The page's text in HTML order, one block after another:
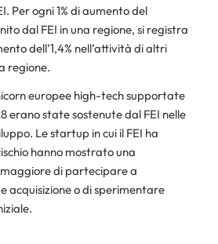
Per ogni 1% di aumento del
dal FEI in una regione, si registra
dell’1,4% nell’attività di altri
regione.
europee high-tech supportate
erano state sostenute dal FEI nelle
Le startup in cui il FEI ha
hanno mostrato una
di partecipare a
acquisizione o di sperimentare